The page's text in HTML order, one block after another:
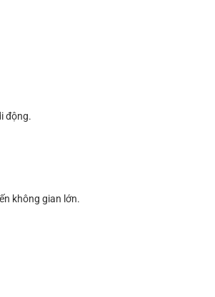
động.
không gian lớn.